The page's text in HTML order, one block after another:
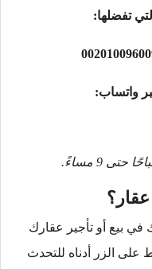
تفضلها:
واتساب:
في بيع أو تأجير عقارك
الزر أدناه للتحدث